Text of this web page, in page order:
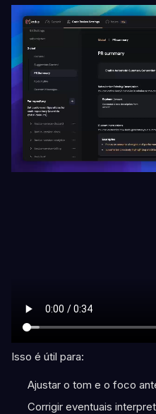
Isso é útil para:
Ajustar o tom e o foco
Corrigir eventuais